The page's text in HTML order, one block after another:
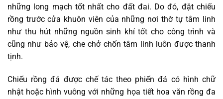
những long mạch tốt nhất cho đất đai. Do đó, đặt chiếu
rồng trước cửa khuôn viên của những nơi thờ tự tâm linh
như thu hút những nguồn sinh khí tốt cho công trình và
cũng như bảo vệ, che chở chốn tâm linh luôn được thanh
tịnh.
Chiếu rồng đá được chế tác theo phiến đá có hình chữ
nhật hoặc hình vuông với những họa tiết hoa văn rồng đa